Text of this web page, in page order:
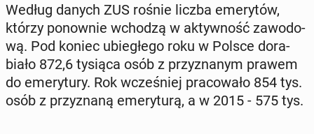
Według danych ZUS rośnie liczba eme­ry­tów,
którzy po­now­nie wchodzą w ak­tyw­ność za­wo­do­
wą. Pod koniec ubie­głe­go roku w Polsce do­ra­
bia­ło 872,6 tysiąca osób z przy­zna­nym prawem
do eme­ry­tu­ry. Rok wcze­śniej pra­co­wa­ło 854 tys.
osób z przy­zna­ną eme­ry­tu­rą, a w 2015 - 575 tys.